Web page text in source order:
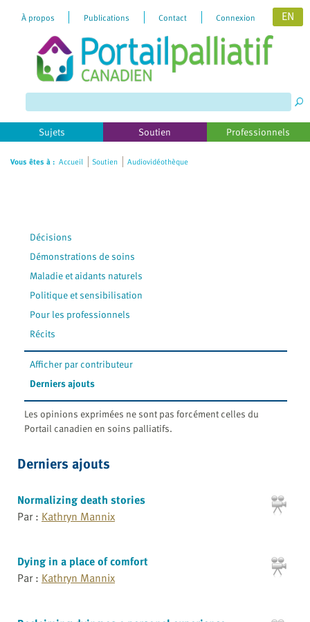
website
includes
an
accessibility
À propos Publications Contact Connexion EN
Sujets Soutien Professionnels
Vous êtes à : Accueil Soutien Audiovidéothèque
Décisions
Démonstrations de soins
Maladie et aidants naturels
Politique et sensibilisation
Pour les professionnels
Récits
Afficher par contributeur
Derniers ajouts
Les opinions exprimées ne sont pas forcément celles du
Portail canadien en soins palliatifs.
Derniers ajouts
Normalizing death stories
Par : Kathryn Mannix
Dying in a place of comfort
Par : Kathryn Mannix